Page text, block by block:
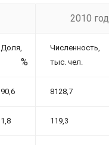
2010 год
Доля,
%
Численность,
тыс. чел.
90,6 8128,7
1,8 119,3